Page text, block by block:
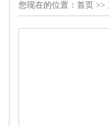
您现在的位置： 首页 >>